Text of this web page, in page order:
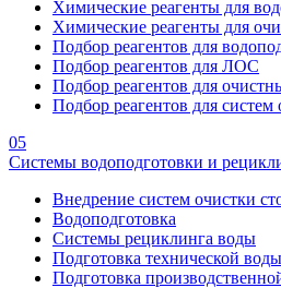
Химические реагенты для
Химические реагенты для
Подбор реагентов для
Подбор реагентов для ЛОС
Подбор реагентов для
Подбор реагентов для
05
Системы водоподготовки и
Внедрение систем очистки
Водоподготовка
Системы рециклинга воды
Подготовка технической воды
Подготовка